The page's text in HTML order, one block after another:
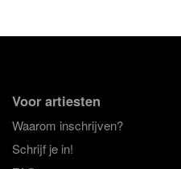
Voor artiesten
Waarom inschrijven?
Schrijf je in!